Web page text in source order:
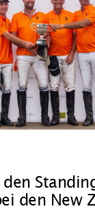
den New